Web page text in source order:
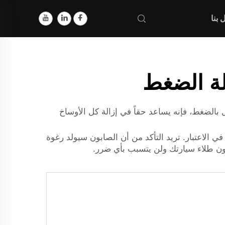
بنا
الضغط
فإنه يساعد حقاً في إزالة كل الأوساخ
تريد التأكد من أن الصابون سيولد رغوة
طلاء سيارتك ولن يتسبب بأي ضرر.